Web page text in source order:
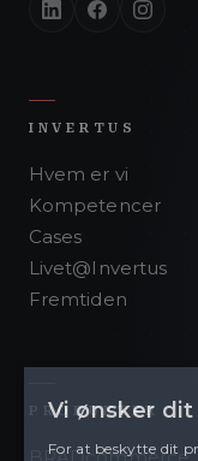
INVERTUS
Hvem er vi
Kompetencer
Cases
Livet@Invertus
Fremtiden
PRODUKTER
Vi ønsker
For at beskytte dit